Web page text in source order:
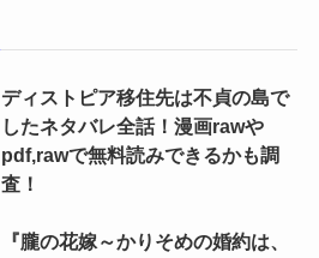
ディストピア移住先は不貞の島で
したネタバレ全話！漫画rawや
pdf,rawで無料読みできるかも調
査！
『朧の花嫁～かりそめの婚約は、